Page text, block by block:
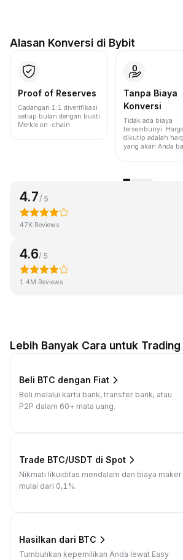
Alasan Konversi di Bybit
Proof of Reserves
Cadangan 1:1 diverifikasi
setiap bulan dengan bukti
Merkle on-chain.
Tanpa Biaya
Konversi
Tidak ada biaya
tersembunyi.
dikutip adalah
yang akan Anda
4.7 / 5
47K Reviews
4.6/ 5
1.4M Reviews
Lebih Banyak Cara untuk Trading
Beli BTC dengan Fiat
Beli melalui kartu bank, transfer bank, atau
P2P dalam 60+ mata uang.
Trade BTC/USDT di Spot
Nikmati likuiditas mendalam dan biaya maker
mulai dari 0,1%.
Hasilkan dari BTC
Tumbuhkan kepemilikan Anda lewat Easy